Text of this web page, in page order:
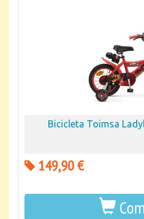
Bicicleta Toimsa
149,90 €